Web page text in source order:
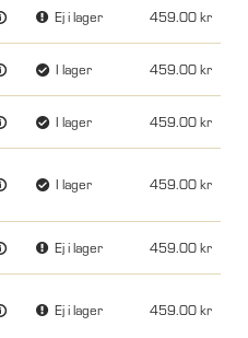
Ej i lager 459.00
I lager 459.00
I lager 459.00
I lager 459.00
Ej i lager 459.00
Ej i lager 459.00